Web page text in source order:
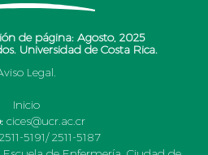
de página: Agosto, 2025
Universidad de Costa Rica.
Legal.
Inicio
cices@ucr.ac.cr
2511-5191/ 2511-5187